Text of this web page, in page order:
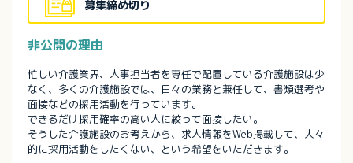
募集締め切り
非公開の理由
忙しい介護業界、人事担当者を専任で配置している介護施設は少
なく、多くの介護施設では、日々の業務と兼任して、書類選考や
面接などの採用活動を行っています。
できるだけ採用確率の高い人に絞って面接したい。
そうした介護施設のお考えから、求人情報をWeb掲載して、大々
的に採用活動をしたくない、という希望をいただきます。